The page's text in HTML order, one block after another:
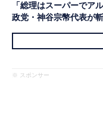
「総理はスーパーで
政党・神谷宗幣代表が
※ スポンサー